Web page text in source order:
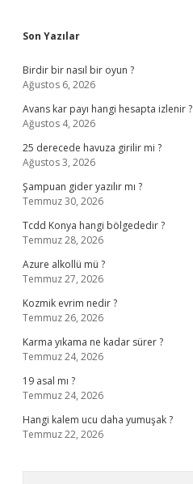
Son Yazılar
Birdir bir nasıl bir oyun ?
Ağustos 6, 2026
Avans kar payı hangi hesapta izlenir ?
Ağustos 4, 2026
25 derecede havuza girilir mi ?
Ağustos 3, 2026
Şampuan gider yazılır mı ?
Temmuz 30, 2026
Tcdd Konya hangi bölgededir ?
Temmuz 28, 2026
Azure alkollü mü ?
Temmuz 27, 2026
Kozmik evrim nedir ?
Temmuz 26, 2026
Karma yıkama ne kadar sürer ?
Temmuz 24, 2026
19 asal mı ?
Temmuz 24, 2026
Hangi kalem ucu daha yumuşak ?
Temmuz 22, 2026